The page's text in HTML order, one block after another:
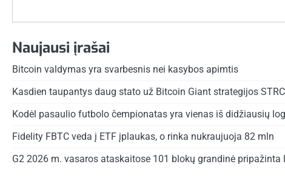
Naujausi įrašai
Bitcoin valdymas yra svarbesnis nei kasybos apimtis
Kasdien taupantys daug stato už Bitcoin Giant strategijos
Kodėl pasaulio futbolo čempionatas yra vienas iš didžiausių
Fidelity FBTC veda į ETF įplaukas, o rinka nukraujuoja 82 mln
G2 2026 m. vasaros ataskaitose 101 blokų grandinė pripažinta